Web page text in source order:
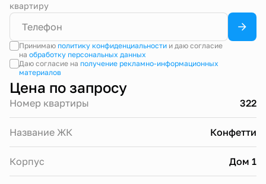
квартиру
Принимаю политику конфиденциальностии даю согласие
на обработку персональных данных
Даю согласие на получение рекламно-информационных
материалов
Цена по запросу
Номер квартиры 322
Название ЖК Конфетти
Корпус Дом 1